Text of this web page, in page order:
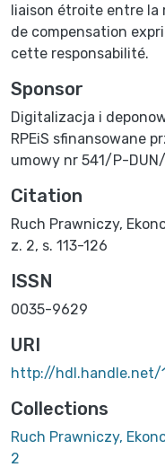
liaison étroite entre la
de compensation
cette responsabilité.
Sponsor
Digitalizacja i
RPEiS sfinansowane
umowy nr 541/P-
Citation
Ruch Prawniczy,
z. 2, s. 113-126
ISSN
0035-9629
URI
http://hdl.handle.net/
Collections
Ruch Prawniczy,
2